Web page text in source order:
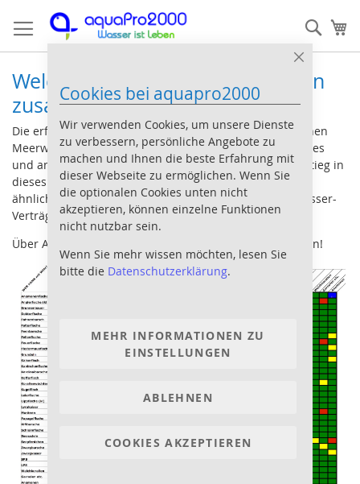
Close
Cookie
Bar
Cookies bei aquapro2000
Wir verwenden Cookies, um unsere Dienste
zu verbessern, persönliche Angebote zu
machen und Ihnen die beste Erfahrung mit
dieser Webseite zu ermöglichen. Wenn Sie
die optionalen Cookies unten nicht
akzeptieren, können einzelne Funktionen
nicht nutzbar sein.
Wenn Sie mehr wissen möchten, lesen Sie
bitte die Datenschutzerklärung.
COOKIES AKZEPTIEREN
MEHR INFORMATIONEN ZU
EINSTELLUNGEN
ABLEHNEN
zum
Welche Meerwasserfische passen
zusammen?
Die erfolgreiche Vergesellschaftung von unterschiedlichen
Meerwasserfischen und anderen Tieren ist ein komplexes
und anspruchsvolles Thema. Nur um einen ersten Einstieg in
dieses Thema zu finden, haben wir uns, angeregt durch
ähnliche Listen im Süßwasser-Bereich, an eine Meerwasser-
Verträglichkeits-Tabelle gewagt.
Über Anregungen und Kritik würden wir uns sehr freuen!